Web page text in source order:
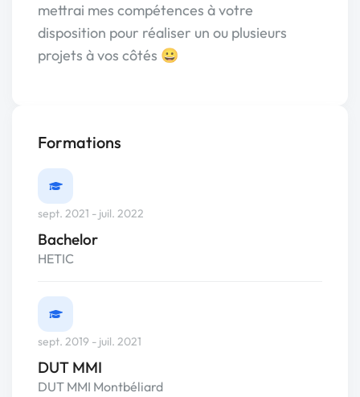
mettrai mes compétences à votre
disposition pour réaliser un ou plusieurs
projets à vos côtés 😀
Formations
sept. 2021 - juil. 2022
Bachelor
HETIC
sept. 2019 - juil. 2021
DUT MMI
DUT MMI Montbéliard